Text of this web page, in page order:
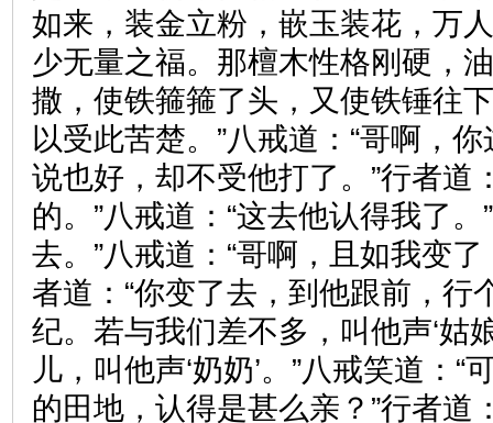
如来，装金立粉，嵌玉装花，万
少无量之福。那檀木性格刚硬，
撒，使铁箍箍了头，又使铁锤往
以受此苦楚。”八戒道：“哥啊，
说也好，却不受他打了。”行者道
的。”八戒道：“这去他认得我了。
去。”八戒道：“哥啊，且如我变
者道：“你变了去，到他跟前，行
纪。若与我们差不多，叫他声‘姑
儿，叫他声‘奶奶’。”八戒笑道：“
的田地，认得是甚么亲？”行者道